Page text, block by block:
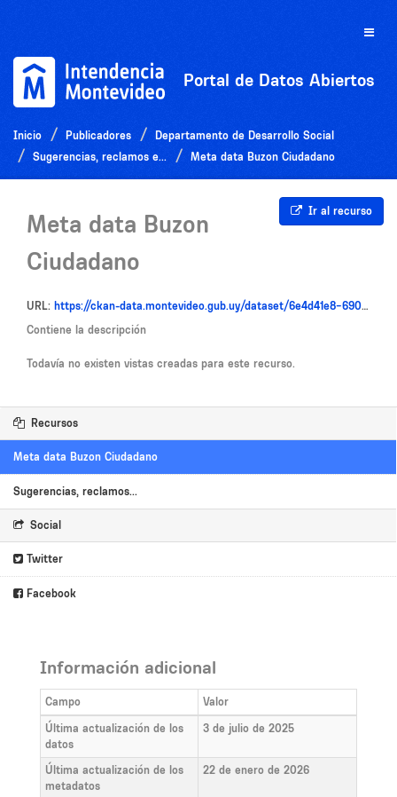
Toggle
Portal de Datos Abiertos
Inicio Publicadores
Departamento de Desarrollo Social
Sugerencias, reclamos e...
Meta data Buzon Ciudadano
Ir al recurso
Meta data Buzon
Ciudadano
URL: https://ckan-data.montevideo.gub.uy/dataset/6e4d41e8-690f-4f76-a021-fa1eeab15587/resource/eb4c6502-0345-48ef-bee7-2e8bc0be0d64/download/meta-data-buzon-ciudadano.txt
Contiene la descripción
Todavía no existen vistas creadas para este recurso.
Recursos
Meta data Buzon Ciudadano
Sugerencias, reclamos...
Social
Twitter
Facebook
Información adicional
Campo
Valor
Última actualización de los
datos
3 de julio de 2025
Última actualización de los
metadatos
22 de enero de 2026